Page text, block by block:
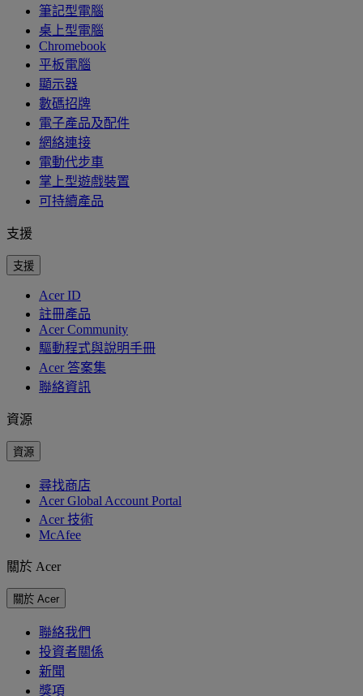
筆記型電腦
桌上型電腦
Chromebook
平板電腦
顯示器
數碼招牌
電子產品及配件
網絡連接
電動代步車
掌上型遊戲裝置
可持續產品
支援
支援
Acer ID
註冊產品
Acer Community
驅動程式與說明手冊
Acer 答案集
聯絡資訊
資源
資源
尋找商店
Acer Global Account Portal
Acer 技術
McAfee
關於 Acer
關於 Acer
聯絡我們
投資者關係
新聞
獎項